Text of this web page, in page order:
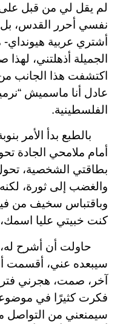
لم يقل لي من قبل على
نفسي أحرر القدس، بل
أشتري عربية
الجميلة أذهلتني،
اكتشفت هذا الجانب
عادل أنا ماسميش
الفلسطينية.
بالطبع بدأ الأمر
أمام ملامحي الجادة
بطاقتي الشخصية،
والغضب إلى ثورة، لكنه
وباقتباس سخيف من
كنت خبيتي عليا اسمك،
حاولت أن أشرح
سيبعده عني، أقسمت
آخر، صمت، هجرني
فكرت كثيرًا في
سيمنعني من التواصل